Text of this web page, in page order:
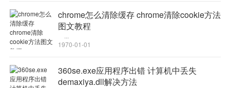
-修复部分机型卡顿问题及已知bug，提升用户体验；
chrome怎么清除缓存 chrome清除cookie方法
图文教程
1970-01-01
360se.exe应用程序出错 计算机中丢失
demaxiya.dll解决方法